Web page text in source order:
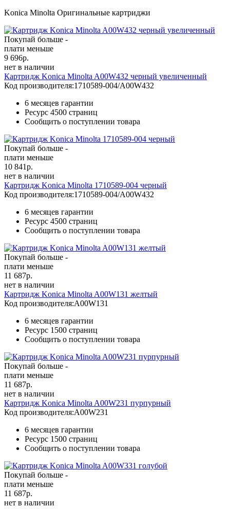
Konica Minolta Оригинальные картриджи
Покупай больше -
плати меньше
9 696р.
нет в наличии
Картридж Konica Minolta A00W432 черный увеличенный
Код производителя:1710589-004/A00W432
6 месяцев гарантии
Ресурс 4500 страниц
Сообщить о поступлении товара
Покупай больше -
плати меньше
10 841р.
нет в наличии
Картридж Konica Minolta 1710589-004 черный
Код производителя:1710589-004/A00W432
6 месяцев гарантии
Ресурс 4500 страниц
Сообщить о поступлении товара
Покупай больше -
плати меньше
11 687р.
нет в наличии
Картридж Konica Minolta A00W131 желтый
Код производителя:A00W131
6 месяцев гарантии
Ресурс 1500 страниц
Сообщить о поступлении товара
Покупай больше -
плати меньше
11 687р.
нет в наличии
Картридж Konica Minolta A00W231 пурпурный
Код производителя:A00W231
6 месяцев гарантии
Ресурс 1500 страниц
Сообщить о поступлении товара
Покупай больше -
плати меньше
11 687р.
нет в наличии